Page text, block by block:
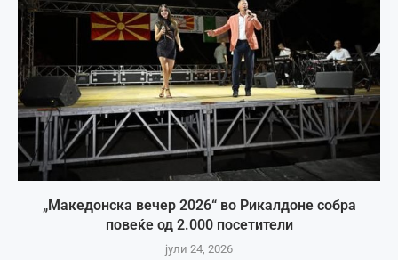
„Македонска вечер 2026“ во Рикалдоне собра
повеќе од 2.000 посетители
јули 24, 2026